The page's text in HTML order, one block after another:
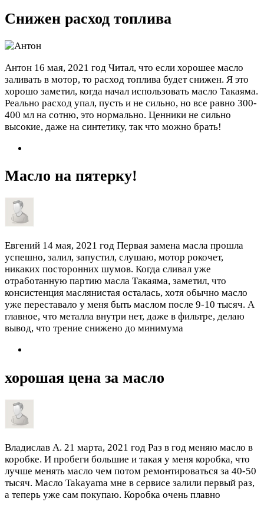
Снижен расход топлива
Антон 16 мая, 2021 год Читал, что если хорошее масло
заливать в мотор, то расход топлива будет снижен. Я это
хорошо заметил, когда начал использовать масло Такаяма.
Реально расход упал, пусть и не сильно, но все равно 300-
400 мл на сотню, это нормально. Ценники не сильно
высокие, даже на синтетику, так что можно брать!
Масло на пятерку!
Евгений 14 мая, 2021 год Первая замена масла прошла
успешно, залил, запустил, слушаю, мотор рокочет,
никаких посторонних шумов. Когда сливал уже
отработанную партию масла Такаяма, заметил, что
консистенция маслянистая осталась, хотя обычно масло
уже переставало у меня быть маслом после 9-10 тысяч. А
главное, что металла внутри нет, даже в фильтре, делаю
вывод, что трение снижено до минимума
хорошая цена за масло
Владислав А. 21 марта, 2021 год Раз в год меняю масло в
коробке. И пробеги большие и такая у меня коробка, что
лучше менять масло чем потом ремонтироваться за 40-50
тысяч. Масло Takayama мне в сервисе залили первый раз,
а теперь уже сам покупаю. Коробка очень плавно